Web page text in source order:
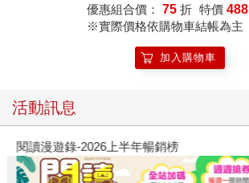
優惠組合價： 75 折 特價 488
※實際價格依購物車結帳為主
加入購物車
活動訊息
閱讀漫遊錄-2026上半年暢銷榜